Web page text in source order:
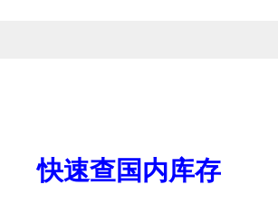
快速查国内库存